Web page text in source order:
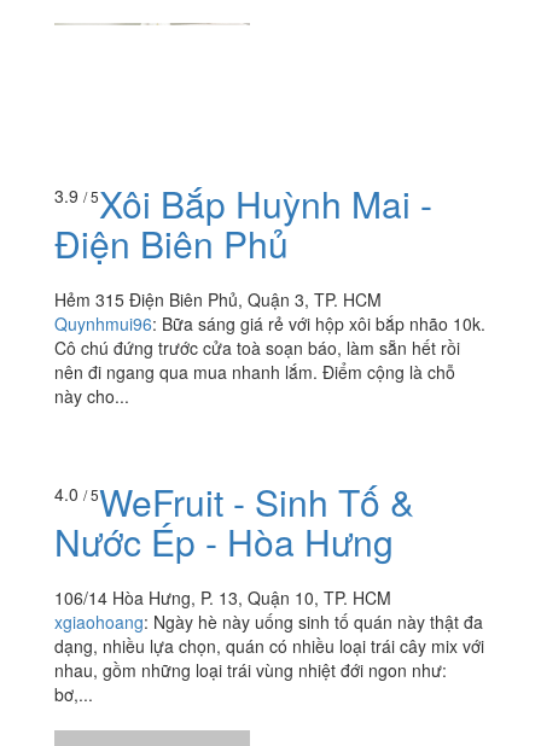
3.9 / 5Xôi Bắp Huỳnh Mai -
Điện Biên Phủ
Hẻm 315 Điện Biên Phủ, Quận 3, TP. HCM
Quynhmui96: Bữa sáng giá rẻ với hộp xôi bắp nhão 10k.
Cô chú đứng trước cửa toà soạn báo, làm sẵn hết rồi
nên đi ngang qua mua nhanh lắm. Điểm cộng là chỗ
này cho...
4.0/ 5WeFruit - Sinh Tố &
Nước Ép - Hòa Hưng
106/14 Hòa Hưng, P. 13, Quận 10, TP. HCM
xgiaohoang:Ngày hè này uống sinh tố quán này thật đa